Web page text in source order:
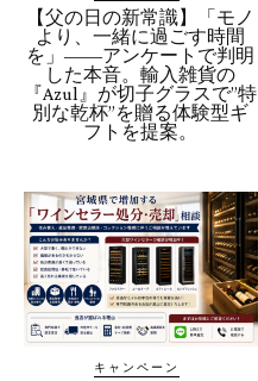
【父の日の新常識】「モノ
より、一緒に過ごす時間
を」――アンケートで判明
した本音。輸入雑貨の
『Azul』が切子グラスで”特
別な乾杯”を贈る体験型ギ
フトを提案。
キャンペーン